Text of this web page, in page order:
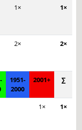
1× 1×
2× 2×
1951-
2000
2001+ ∑
1× 1×